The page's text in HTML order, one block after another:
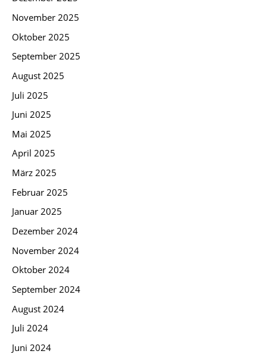
November 2025
Oktober 2025
September 2025
August 2025
Juli 2025
Juni 2025
Mai 2025
April 2025
März 2025
Februar 2025
Januar 2025
Dezember 2024
November 2024
Oktober 2024
September 2024
August 2024
Juli 2024
Juni 2024